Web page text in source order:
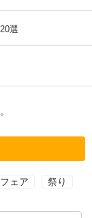
選
ェア 祭り